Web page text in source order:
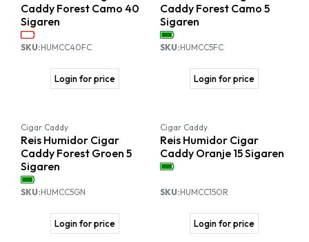
Caddy Forest Camo 40
Sigaren
SKU:HUMCC40FC
Login for price
Caddy Forest Camo 5
Sigaren
SKU:HUMCC5FC
Login for price
Cigar Caddy
Reis Humidor Cigar
Caddy Forest Groen 5
Sigaren
SKU:HUMCC5GN
Login for price
Cigar Caddy
Reis Humidor Cigar
Caddy Oranje 15 Sigaren
SKU:HUMCC15OR
Login for price